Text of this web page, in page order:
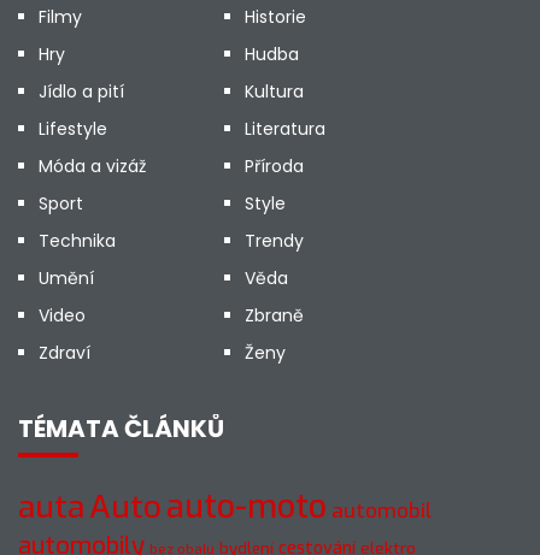
Filmy
Historie
Hry
Hudba
Jídlo a pití
Kultura
Lifestyle
Literatura
Móda a vizáž
Příroda
Sport
Style
Technika
Trendy
Umění
Věda
Video
Zbraně
Zdraví
Ženy
TÉMATA ČLÁNKŮ
autaAutoauto-moto automobil
automobily bez obalu bydlení cestování elektro